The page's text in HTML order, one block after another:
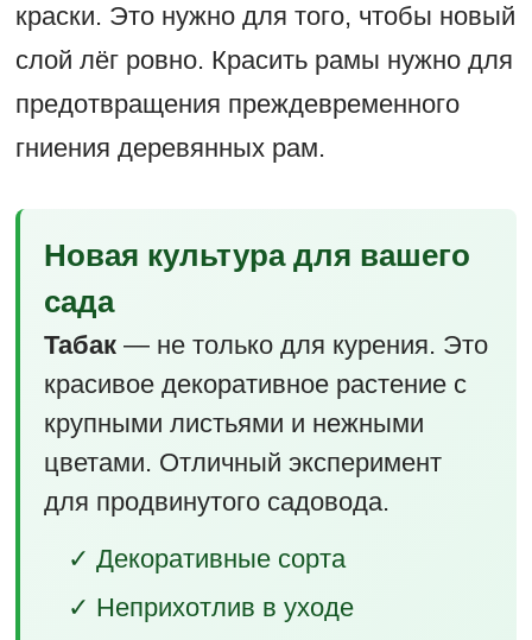
краски. Это нужно для того, чтобы новый
слой лёг ровно. Красить рамы нужно для
предотвращения преждевременного
гниения деревянных рам.
Новая культура для вашего
сада
Табак— не только для курения. Это
красивое декоративное растение с
крупными листьями и нежными
цветами. Отличный эксперимент
для продвинутого садовода.
✓ Декоративные сорта
✓ Неприхотлив в уходе